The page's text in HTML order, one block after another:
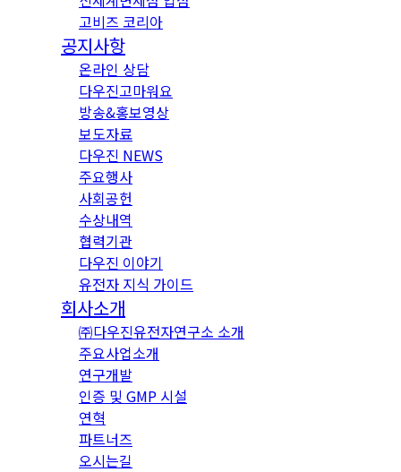
고비즈 코리아
공지사항
온라인 상담
다우진고마워요
방송&홍보영상
보도자료
다우진 NEWS
주요행사
사회공헌
수상내역
협력기관
다우진 이야기
유전자 지식 가이드
회사소개
㈜다우진유전자연구소 소개
주요사업소개
연구개발
인증 및 GMP 시설
연혁
파트너즈
오시는길